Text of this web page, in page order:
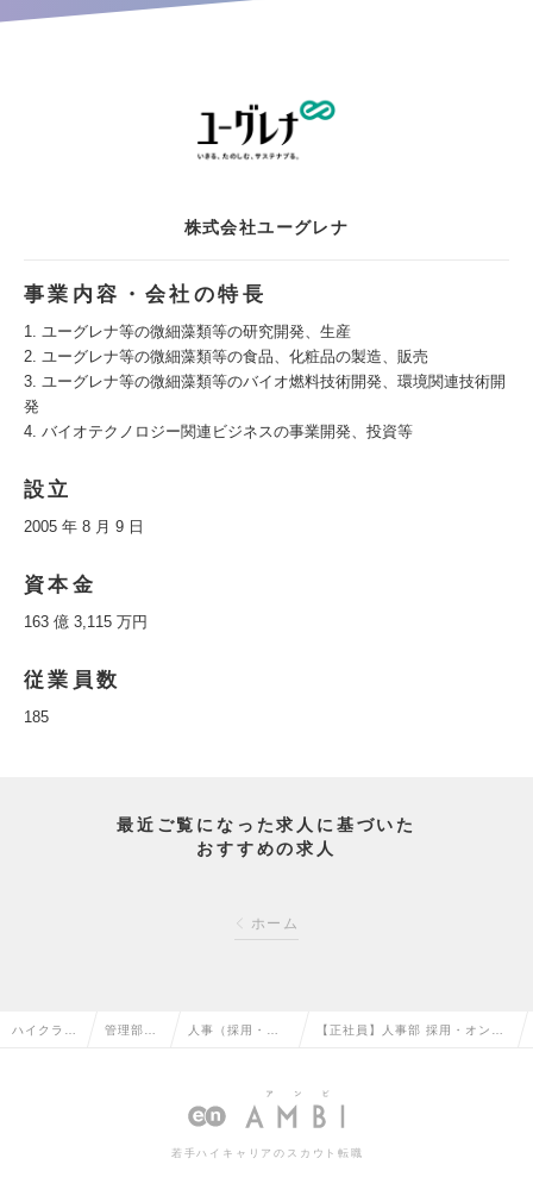
株式会社ユーグレナ
事業内容・会社の特長
1. ユーグレナ等の微細藻類等の研究開発、生産
2. ユーグレナ等の微細藻類等の食品、化粧品の製造、販売
3. ユーグレナ等の微細藻類等のバイオ燃料技術開発、環境関連技術開
発
4. バイオテクノロジー関連ビジネスの事業開発、投資等
設立
2005 年 8 月 9 日
資本金
163 億 3,115 万円
従業員数
185
最近ご覧になった求人に基づいた
おすすめの求人
ホーム
ハイクラス 管理部門 人事（採用・教 【正社員】人事部 採用・オンボ
若手ハイキャリアのスカウト転職